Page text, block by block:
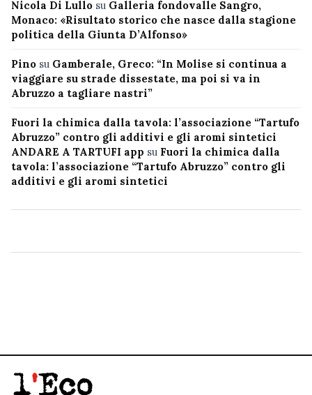
Nicola Di Lullo su Galleria fondovalle Sangro,
Monaco: «Risultato storico che nasce dalla stagione
politica della Giunta D’Alfonso»
Pino su Gamberale, Greco: “In Molise si continua a
viaggiare su strade dissestate, ma poi si va in
Abruzzo a tagliare nastri”
Fuori la chimica dalla tavola: l’associazione “Tartufo
Abruzzo” contro gli additivi e gli aromi sintetici
ANDARE A TARTUFI app su Fuori la chimica dalla
tavola: l’associazione “Tartufo Abruzzo” contro gli
additivi e gli aromi sintetici